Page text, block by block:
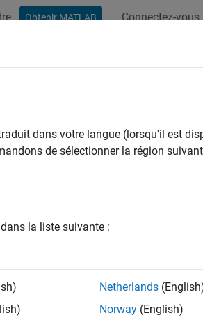
Obtenir MATLAB Connectez-vous
How useful was
dans votre langue (lorsqu'il est
de sélectionner la région
la liste suivante :
Netherlands
Norway (English)